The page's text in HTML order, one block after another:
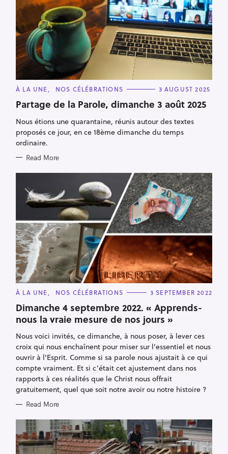
C
T
E
O
I
E
S
À LA UNE NOS CÉLÉBRATIONS 3 AUGUST 2025
Partage de la Parole, dimanche 3 août 2025
Nous étions une quarantaine, réunis autour des textes
proposés ce jour, en ce 18ème dimanche du temps
ordinaire.
Read More
C
T
E
G
O
R
I
E
S
À LA UNE NOS CÉLÉBRATIONS 3 SEPTEMBER 2022
Dimanche 4 septembre 2022. « Apprends-
nous la vraie mesure de nos jours »
Nous voici invités, ce dimanche, à nous poser, à lever ces
croix qui nous enchaînent pour miser sur l’essentiel et nous
ouvrir à l'Esprit. Comme si sa parole nous ajustait à ce qui
compte vraiment. Et si c’était cet ajustement dans nos
rapports à ces réalités que le Christ nous offrait
gratuitement, quel que soit notre avoir ou notre histoire ?
Read More
S
e
a
h
f
o